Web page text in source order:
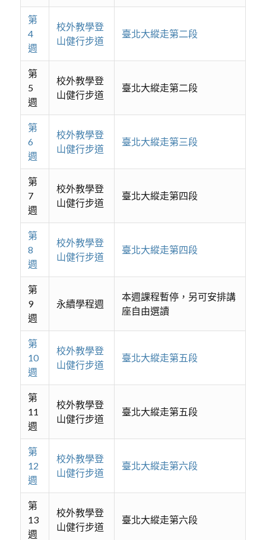
第
4
週
校外教學登
山健行步道
臺北大縱走第二段
第
5
週
校外教學登
山健行步道
臺北大縱走第二段
第
6
週
校外教學登
山健行步道
臺北大縱走第三段
第
7
週
校外教學登
山健行步道
臺北大縱走第四段
第
8
週
校外教學登
山健行步道
臺北大縱走第四段
第
9
週
永續學程週
本週課程暫停，另可安排講
座自由選讀
第
10
週
校外教學登
山健行步道
臺北大縱走第五段
第
11
週
校外教學登
山健行步道
臺北大縱走第五段
第
12
週
校外教學登
山健行步道
臺北大縱走第六段
第
13
週
校外教學登
山健行步道
臺北大縱走第六段